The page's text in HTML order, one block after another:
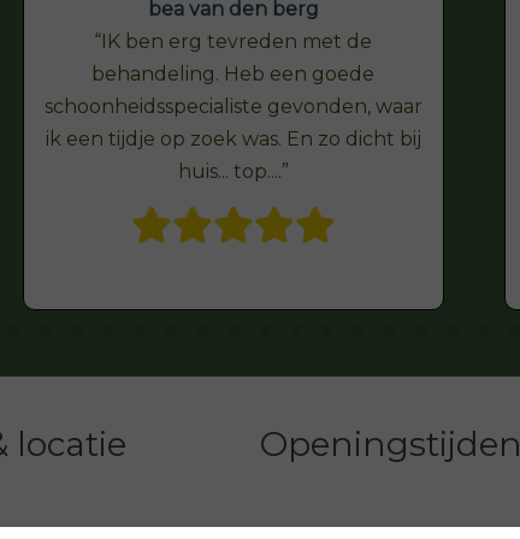
bea van den berg
IK ben erg tevreden met de
behandeling. Heb een goede
schoonheidsspecialiste gevonden, waar
ik een tijdje op zoek was. En zo dicht bij
huis... top....
locatie Openingstijden